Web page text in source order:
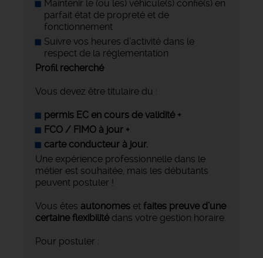
Maintenir le (ou les) véhicule(s) confié(s) en
parfait état de propreté et de
fonctionnement
Suivre vos heures d’activité dans le
respect de la réglementation
Profil recherché
Vous devez être titulaire du :
permis EC en cours de validité +
FCO / FIMO à jour +
carte conducteur à jour.
Une expérience professionnelle dans le
métier est souhaitée, mais les débutants
peuvent postuler !
Vous êtes autonomes et faites preuve d’une
certaine flexibilitédans votre gestion horaire.
Pour postuler :